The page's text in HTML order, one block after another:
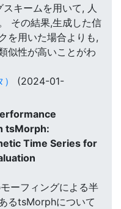
キームを用いて, 人
その結果,生成した信
を用いた場合よりも,
似性が高いことがわ
(2024-01-
tsMorph:
Time Series for
ーフィングによる半
るtsMorphについて